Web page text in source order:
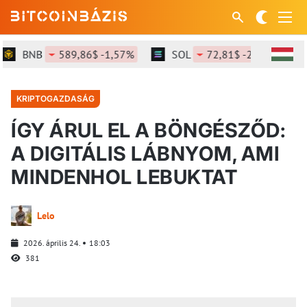
BNB 589,86$ -1,57% SOL 72,81$ -2,16%
KRIPTOGAZDASÁG
ÍGY ÁRUL EL A BÖNGÉSZŐD:
A DIGITÁLIS LÁBNYOM, AMI
MINDENHOL LEBUKTAT
Lelo
2026. április 24.
18:03
381